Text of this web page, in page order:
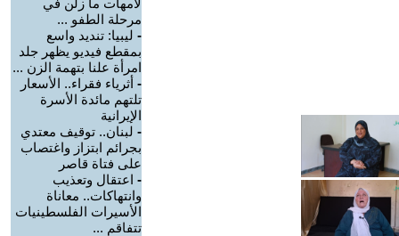
لأمهات ما زلن في
مرحلة الطفو ...
- ليبيا: تنديد واسع
بمقطع فيديو يظهر جلد
امرأة علنا بتهمة الزن ...
- أثرياء فقراء.. الأسعار
تلتهم مائدة الأسرة
الإيرانية
- لبنان.. توقيف معتدي
بجرائم ابتزاز واغتصاب
على فتاة قاصر
- اعتقال وتعذيب
وانتهاكات.. معاناة
الأسيرات الفلسطينيات
تتفاقم ...